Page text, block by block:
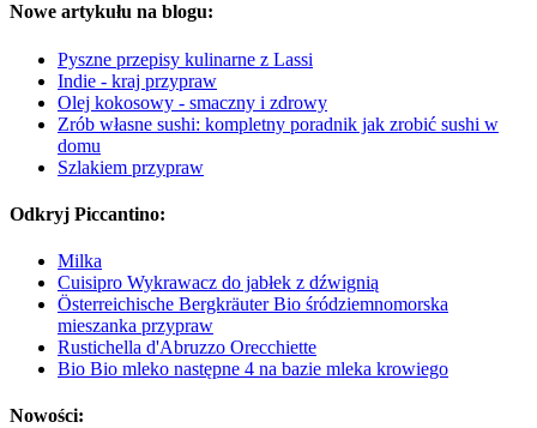
Nowe artykułu na blogu:
Pyszne przepisy kulinarne z Lassi
Indie - kraj przypraw
Olej kokosowy - smaczny i zdrowy
Zrób własne sushi: kompletny poradnik jak zrobić sushi w
domu
Szlakiem przypraw
Odkryj Piccantino:
Milka
Cuisipro Wykrawacz do jabłek z dźwignią
Österreichische Bergkräuter Bio śródziemnomorska
mieszanka przypraw
Rustichella d'Abruzzo Orecchiette
Bio Bio mleko następne 4 na bazie mleka krowiego
Nowości: